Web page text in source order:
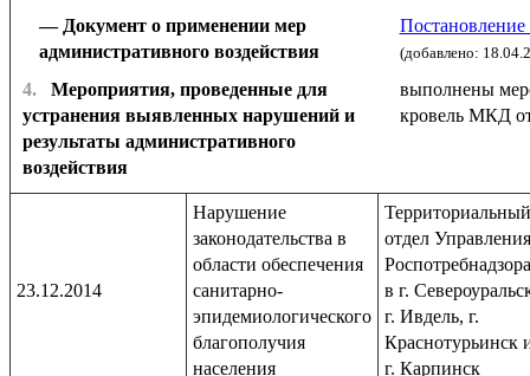
Документ о применении мер
административного воздействия
(добавлено:
4.
Мероприятия, проведенные для
устранения выявленных нарушений и
результаты административного
воздействия
выполнены
кровель МКД от
23.12.2014
Нарушение
законодательства в
области обеспечения
санитарно-
эпидемиологического
благополучия
населения
Территориальный
отдел Управления
Роспотребнадзора
в г.
г. Ивдель, г.
Краснотурьинск
г. Карпинск